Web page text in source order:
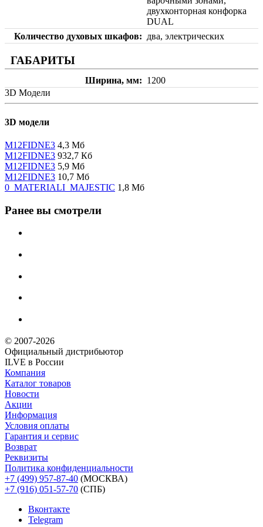
двухконторная конфорка
DUAL
Количество духовых шкафов
два, электрических
ГАБАРИТЫ
Ширина, мм
1200
3D Модели
3D модели
M12FIDNE3 4,3 Мб
M12FIDNE3 932,7 Кб
M12FIDNE3 5,9 Мб
M12FIDNE3 10,7 Мб
0_MATERIALI_MAJESTIC 1,8 Мб
Ранее вы смотрели
© 2007-2026
Официальный дистрибьютoр
ILVE в России
Компания
Каталог товаров
Новости
Акции
Информация
Условия оплаты
Гарантия и сервис
Возврат
Реквизиты
Политика конфиденциальности
+7 (499) 957-87-40 (МОСКВА)
+7 (916) 051-57-70 (СПБ)
Вконтакте
Telegram